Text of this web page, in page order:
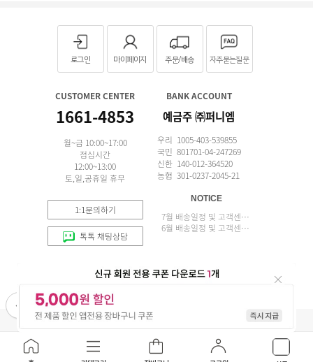
로그인 마이페이지 주문/배송 자주묻는질문
CUSTOMER CENTER
1661-4853
월~금 10:00~17:00
점심시간
12:00~13:00
토,일,공휴일 휴무
1:1문의하기
톡톡 채팅상담
BANK ACCOUNT
예금주 ㈜퍼니엠
우리 1005-403-539855
국민 801701-04-247269
신한 140-012-364520
농협 301-0237-2045-21
NOTICE
7월 배송일정 및 고객센터 업무 안내
6월 배송일정 및 고객센터 업무 안내
APP 설치
(주)퍼니엠 사업자정보
구매안전서비스 개인정보취급방침 이용약관